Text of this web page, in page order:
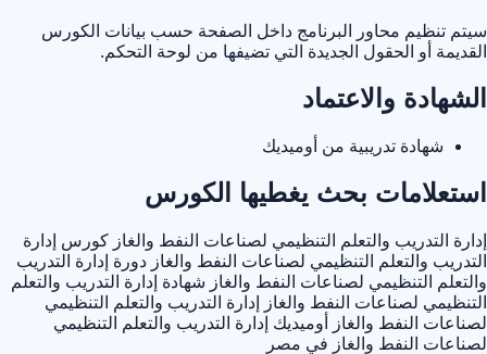
سيتم تنظيم محاور البرنامج داخل الصفحة حسب بيانات الكورس
القديمة أو الحقول الجديدة التي تضيفها من لوحة التحكم.
الشهادة والاعتماد
شهادة تدريبية من أوميديك
استعلامات بحث يغطيها الكورس
إدارة التدريب والتعلم التنظيمي لصناعات النفط والغاز كورس إدارة
التدريب والتعلم التنظيمي لصناعات النفط والغاز دورة إدارة التدريب
والتعلم التنظيمي لصناعات النفط والغاز شهادة إدارة التدريب والتعلم
التنظيمي لصناعات النفط والغاز
إدارة التدريب والتعلم التنظيمي
لصناعات النفط والغاز أوميديك إدارة التدريب والتعلم التنظيمي
لصناعات النفط والغاز في مصر